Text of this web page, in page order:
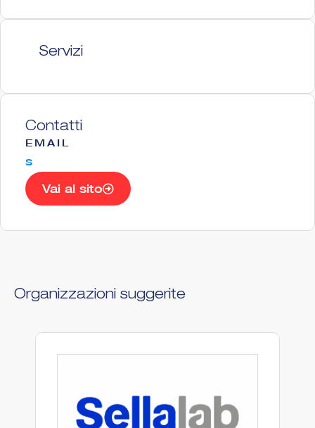
Servizi
Contatti
EMAIL
s
Vai al sito
Organizzazioni suggerite